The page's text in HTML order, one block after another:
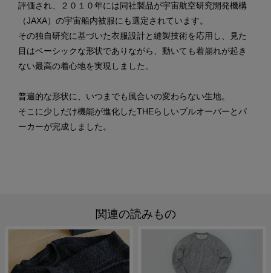
評価され、２０１０年には同社製品が宇宙航空研究開発機構
（JAXA）の宇宙船内被服にも選定されています。
その独自研究に基づいた衣服設計と縫製技術を応用し、見た
目はベーシックな形状でありながら、動いても着崩れが起き
ない最高の着心地を実現しました。
普遍的な形状に、いつまでも風合いの変わらない生地。
そこに少しだけ機能が進化したTHEらしいプルオーバーとパ
ーカーが完成しました。
関連の読みもの